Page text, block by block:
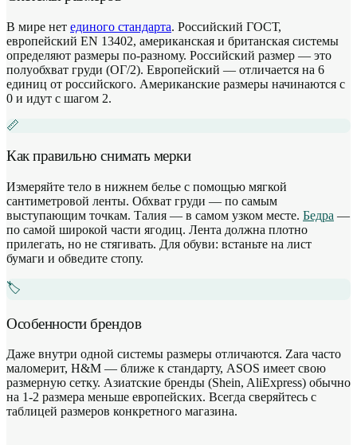
В мире нет единого стандарта. Российский ГОСТ,
европейский EN 13402, американская и британская системы
определяют размеры по-разному. Российский размер — это
полуобхват груди (ОГ/2). Европейский — отличается на 6
единиц от российского. Американские размеры начинаются с
0 и идут с шагом 2.
📏
Как правильно снимать мерки
Измеряйте тело в нижнем белье с помощью мягкой
сантиметровой ленты. Обхват груди — по самым
выступающим точкам. Талия — в самом узком месте. Бедра —
по самой широкой части ягодиц. Лента должна плотно
прилегать, но не стягивать. Для обуви: встаньте на лист
бумаги и обведите стопу.
🏷️
Особенности брендов
Даже внутри одной системы размеры отличаются. Zara часто
маломерит, H&M — ближе к стандарту, ASOS имеет свою
размерную сетку. Азиатские бренды (Shein, AliExpress) обычно
на 1-2 размера меньше европейских. Всегда сверяйтесь с
таблицей размеров конкретного магазина.